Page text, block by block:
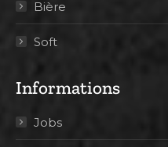
Bière
Soft
Informations
Jobs